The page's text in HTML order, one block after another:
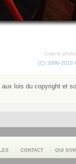
Galerie
(C) 2006-2010
lois du copyright et
CONTACT QUI